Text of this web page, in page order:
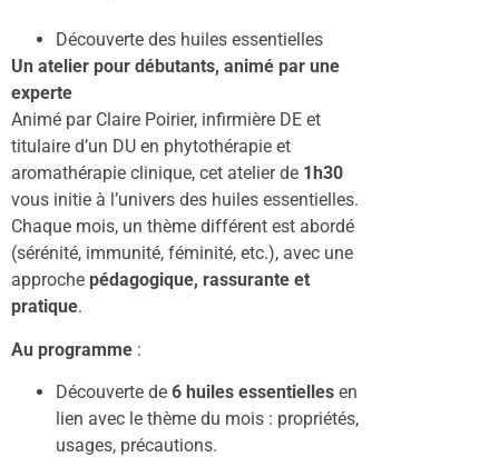
Découverte des huiles essentielles
Un atelier pour débutants, animé par une
experte
Animé par Claire Poirier, infirmière DE et
titulaire d’un DU en phytothérapie et
aromathérapie clinique, cet atelier de 1h30
vous initie à l’univers des huiles essentielles.
Chaque mois, un thème différent est abordé
(sérénité, immunité, féminité, etc.), avec une
approche pédagogique, rassurante et
pratique.
Au programme :
Découverte de 6 huiles essentielles en
lien avec le thème du mois : propriétés,
usages, précautions.